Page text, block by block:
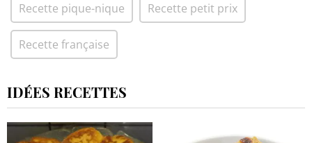
Recette pique-nique Recette petit prix
Recette française
IDÉES RECETTES